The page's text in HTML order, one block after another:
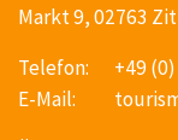
Markt 9, 02763
Telefon:
+49
E-Mail: